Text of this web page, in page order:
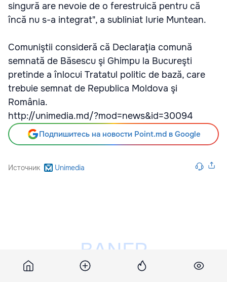
singură are nevoie de o ferestruică pentru că
încă nu s-a integrat", a subliniat Iurie Muntean.
Comuniştii consideră că Declaraţia comună
semnată de Băsescu şi Ghimpu la Bucureşti
pretinde a înlocui Tratatul politic de bază, care
trebuie semnat de Republica Moldova şi
România.
http://unimedia.md/?mod=news&id=30094
Подпишитесь на новости Point.md в Google
Источник Unimedia